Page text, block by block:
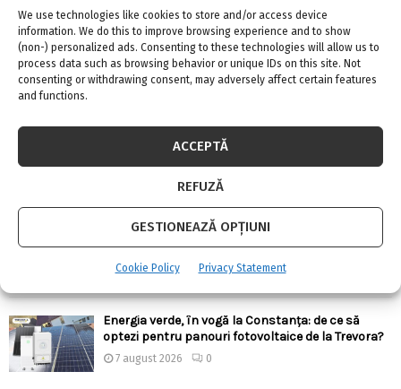
We use technologies like cookies to store and/or access device
information. We do this to improve browsing experience and to show
(non-) personalized ads. Consenting to these technologies will allow us to
process data such as browsing behavior or unique IDs on this site. Not
consenting or withdrawing consent, may adversely affect certain features
and functions.
ACCEPTĂ
REFUZĂ
GESTIONEAZĂ OPȚIUNI
Cookie Policy Privacy Statement
ARTICOLE RECENTE
climatizare de la Casa Instalatorului
Top 5 meserii în domeniul construcțiilor
7 august 2026 0
Energia verde, în vogă la Constanța: de ce să
optezi pentru panouri fotovoltaice de la Trevora?
7 august 2026 0